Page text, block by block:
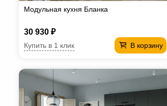
Модульная кухня Бланка
30 930 ₽
В корзину
Купить в 1 клик